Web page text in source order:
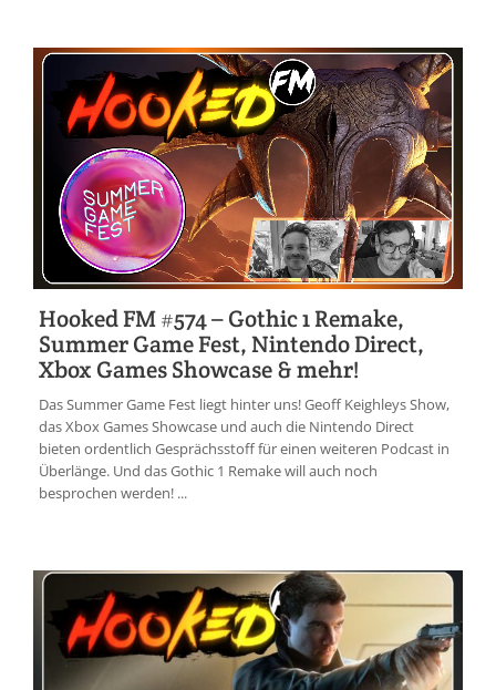
Hooked FM #574 – Gothic 1 Remake,
Summer Game Fest, Nintendo Direct,
Xbox Games Showcase & mehr!
Das Summer Game Fest liegt hinter uns! Geoff Keighleys Show,
das Xbox Games Showcase und auch die Nintendo Direct
bieten ordentlich Gesprächsstoff für einen weiteren Podcast in
Überlänge. Und das Gothic 1 Remake will auch noch
besprochen werden! ...